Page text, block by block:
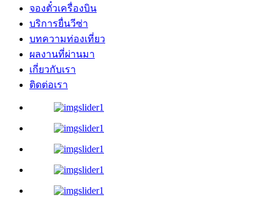
จองตั๋วเครื่องบิน
บริการยื่นวีซ่า
บทความท่องเที่ยว
ผลงานที่ผ่านมา
เกี่ยวกับเรา
ติดต่อเรา